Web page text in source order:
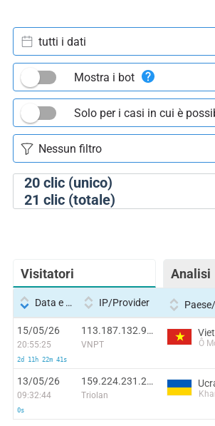
20clic (unico)
21 clic (totale)
tutti i dati
Mostra i bot
Solo per i casi in cui è
Visitatori Analisi
Data e ora IP/Provider
15/05/26
20:55:25
2d 11h 22m 41s
113.187.132.98:59709
VNPT Ô
13/05/26
09:32:44
0s
159.224.231.223:59528
Triolan